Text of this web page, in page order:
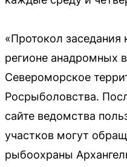
«Протокол
регионе анадромных
Североморское
Росрыболовства.
сайте ведомства
участков могут
рыбоохраны